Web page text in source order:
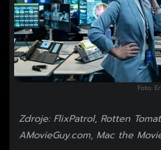
Foto:
Zdroje: FlixPatrol, Rotten
AMovieGuy.com, Mac the